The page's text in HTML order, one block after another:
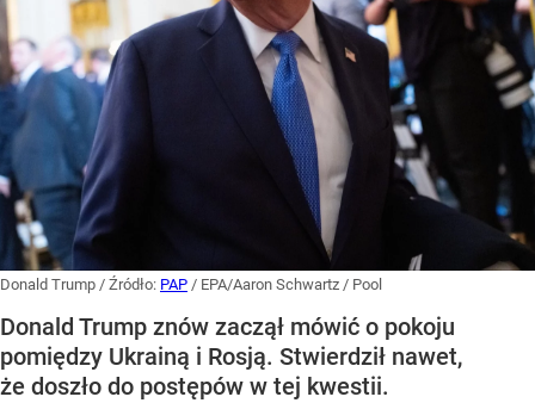
Donald Trump / Źródło: PAP / EPA/Aaron Schwartz / Pool
Donald Trump znów zaczął mówić o pokoju
pomiędzy Ukrainą i Rosją. Stwierdził nawet,
że doszło do postępów w tej kwestii.